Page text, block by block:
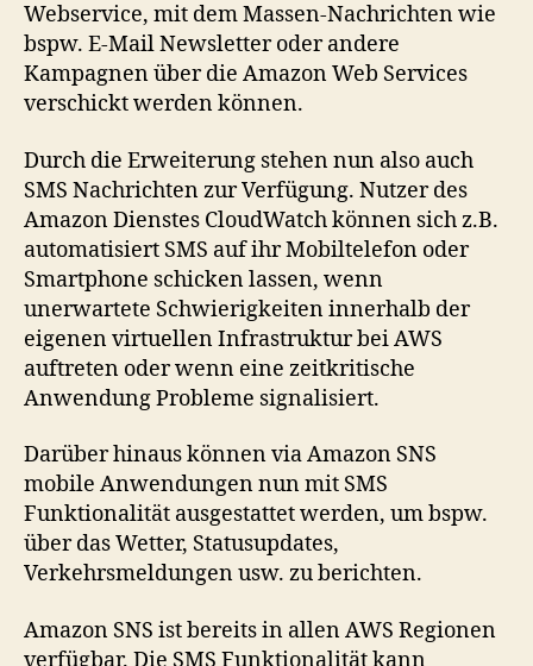
Webservice, mit dem Massen-Nachrichten wie
bspw. E-Mail Newsletter oder andere
Kampagnen über die Amazon Web Services
verschickt werden können.
Durch die Erweiterung stehen nun also auch
SMS Nachrichten zur Verfügung. Nutzer des
Amazon Dienstes CloudWatch können sich z.B.
automatisiert SMS auf ihr Mobiltelefon oder
Smartphone schicken lassen, wenn
unerwartete Schwierigkeiten innerhalb der
eigenen virtuellen Infrastruktur bei AWS
auftreten oder wenn eine zeitkritische
Anwendung Probleme signalisiert.
Darüber hinaus können via Amazon SNS
mobile Anwendungen nun mit SMS
Funktionalität ausgestattet werden, um bspw.
über das Wetter, Statusupdates,
Verkehrsmeldungen usw. zu berichten.
Amazon SNS ist bereits in allen AWS Regionen
verfügbar. Die SMS Funktionalität kann